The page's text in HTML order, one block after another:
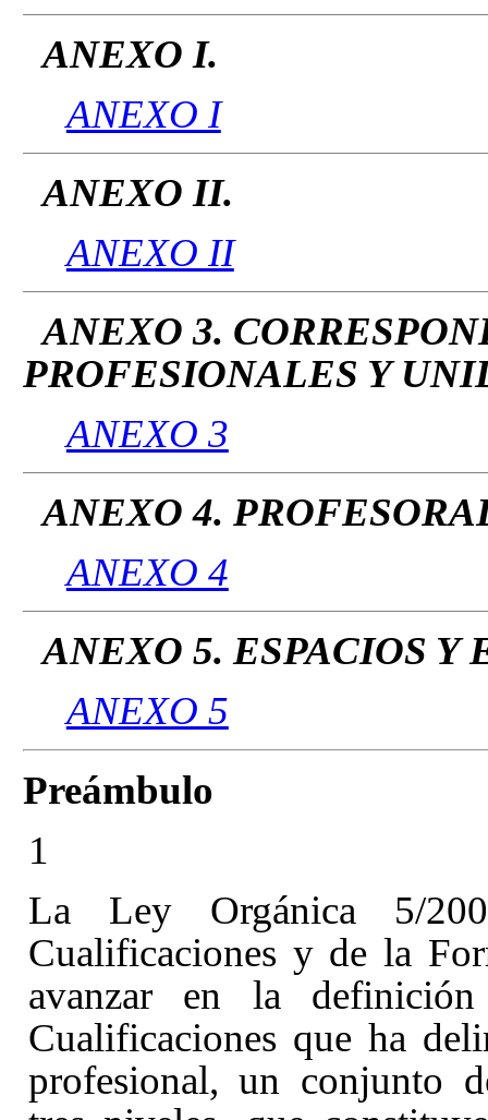
ANEXO I.
ANEXO I
ANEXO II.
ANEXO II
ANEXO 3.
PROFESIONALES Y
ANEXO 3
ANEXO 4.
ANEXO 4
ANEXO 5. ESPACIOS Y
ANEXO 5
Preámbulo
1
La Ley Orgánica 5/
Cualificaciones y de la
avanzar en la
Cualificaciones que ha
profesional, un conjunto